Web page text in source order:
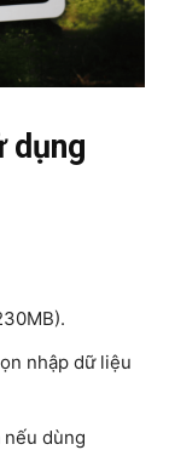
dụng
nhập dữ liệu
nếu dùng